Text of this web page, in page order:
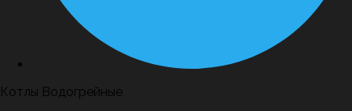
Котлы Водогрейные